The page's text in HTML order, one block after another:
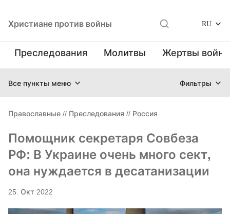
Христиане против войны RU
Преследования Молитвы Жертвы
Все пункты меню Фильтры
Православные // Преследования // Россия
Помощник секретаря Совбеза
РФ: В Украине очень много сект,
она нуждается в десатанизации
25. Окт 2022